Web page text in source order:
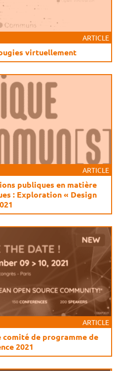
ARTICLE
virtuellement
ARTICLE
publiques en matière
: Exploration « Design
ARTICLE
comité de programme de
2021